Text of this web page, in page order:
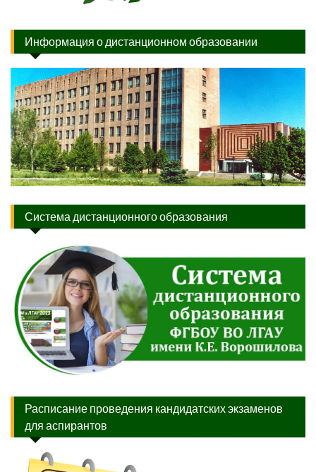
Информация о дистанционном образовании
Система дистанционного образования
Расписание проведения кандидатских экзаменов
для аспирантов